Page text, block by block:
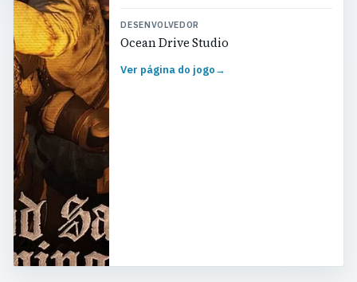
DESENVOLVEDOR
Ocean Drive Studio
Ver página do jogo→